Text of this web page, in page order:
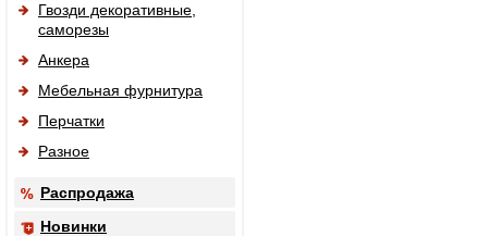
Гвозди декоративные,
саморезы
Анкера
Мебельная фурнитура
Перчатки
Разное
Распродажа
Новинки